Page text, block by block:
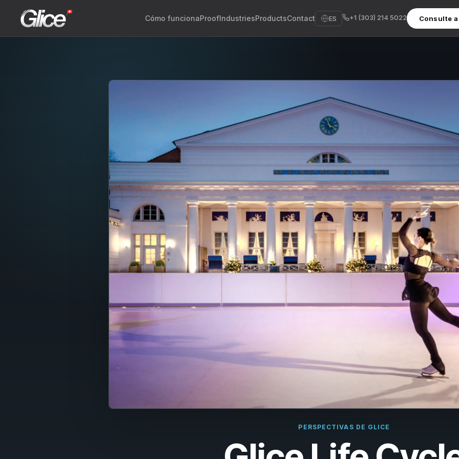
Cómo funcionaProofIndustriesProductsContact ES +1 (303) 214 5022 Consulte
English
Deutsch
Français
Nederlands
Español
Dansk
Polski
PERSPECTIVAS DE GLICE